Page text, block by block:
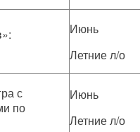
Июнь
Летние л/о
с
по
Июнь
Летние л/о